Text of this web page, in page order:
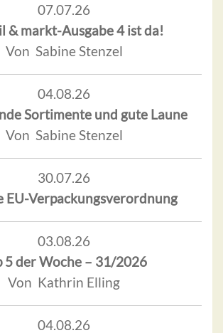
07.07.26
& markt-Ausgabe 4 ist da!
Von Sabine Stenzel
04.08.26
Sortimente und gute Laune
Von Sabine Stenzel
30.07.26
EU-Verpackungsverordnung
03.08.26
5 der Woche – 31/2026
Von Kathrin Elling
04.08.26